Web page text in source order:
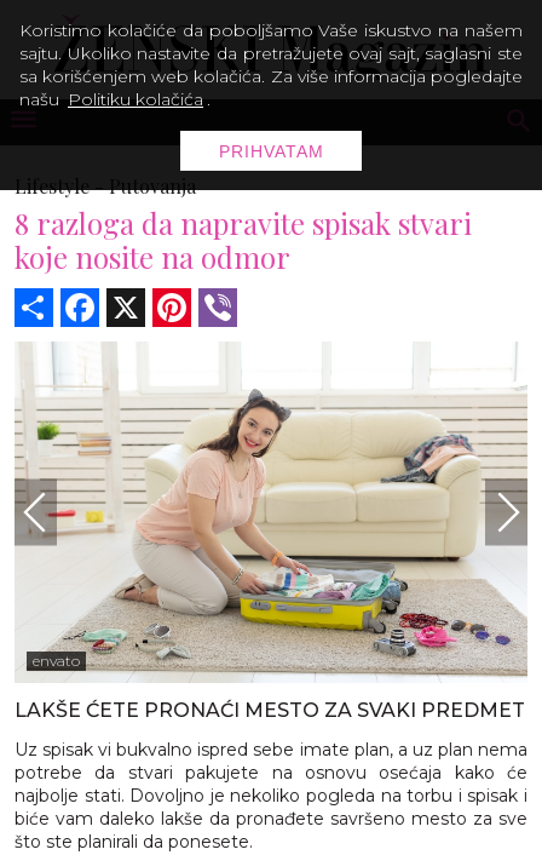
Lifestyle -Putovanja
8 razloga da napravite spisak stvari
koje nosite na odmor
Share Facebook Pinterest
envato
LAKŠE ĆETE PRONAĆI MESTO ZA SVAKI PREDMET
Uz spisak vi bukvalno ispred sebe imate plan, a uz plan nema
potrebe da stvari pakujete na osnovu osećaja kako će
najbolje stati. Dovoljno je nekoliko pogleda na torbu i spisak i
biće vam daleko lakše da pronađete savršeno mesto za sve
što ste planirali da ponesete.
Koristimo kolačiće da poboljšamo Vaše iskustvo na našem
sajtu. Ukoliko nastavite da pretražujete ovaj sajt, saglasni ste
sa korišćenjem web kolačića. Za više informacija pogledajte
našu Politiku kolačića .
PRIHVATAM